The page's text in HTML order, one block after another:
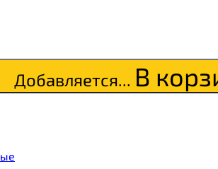
Добавляется... В